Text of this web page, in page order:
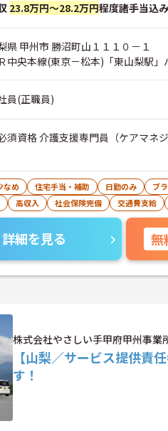
23.8万円～28.2万円程度諸手当込み
県 甲州市 勝沼町山１１１０－１
中央本線(東京－松本)「東山梨駅」
員(正職員)
須資格 介護支援専門員（ケアマネ
なめ 住宅手当・補助 日勤のみ ブ
高収入 社会保険完備 交通費支給
詳細を見る 無
株式会社やさしい手甲府甲州事業
【山梨／サービス提供責
す！